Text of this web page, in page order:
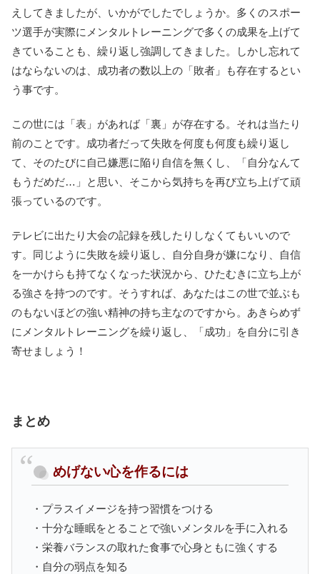
えしてきましたが、いかがでしたでしょうか。多くのスポー
ツ選手が実際にメンタルトレーニングで多くの成果を上げて
きていることも、繰り返し強調してきました。しかし忘れて
はならないのは、成功者の数以上の「敗者」も存在するとい
う事です。
この世には「表」があれば「裏」が存在する。それは当たり
前のことです。成功者だって失敗を何度も何度も繰り返し
て、そのたびに自己嫌悪に陥り自信を無くし、「自分なんて
もうだめだ…」と思い、そこから気持ちを再び立ち上げて頑
張っているのです。
テレビに出たり大会の記録を残したりしなくてもいいので
す。同じように失敗を繰り返し、自分自身が嫌になり、自信
を一かけらも持てなくなった状況から、ひたむきに立ち上が
る強さを持つのです。そうすれば、あなたはこの世で並ぶも
のもないほどの強い精神の持ち主なのですから。あきらめず
にメンタルトレーニングを繰り返し、「成功」を自分に引き
寄せましょう！
まとめ
めげない心を作るには
・プラスイメージを持つ習慣をつける
・十分な睡眠をとることで強いメンタルを手に入れる
・栄養バランスの取れた食事で心身ともに強くする
・自分の弱点を知る